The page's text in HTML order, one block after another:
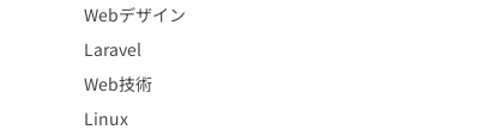
Webデザイン
Laravel
Web技術
Linux